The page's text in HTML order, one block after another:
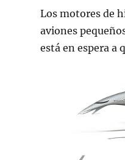
Los motores de
aviones
está en espera a